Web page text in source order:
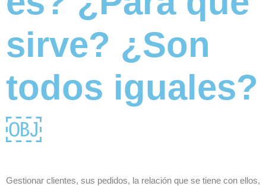
sirve? ¿Son
todos iguales?
￼
Gestionar clientes, sus pedidos, la relación que se tiene con ellos,